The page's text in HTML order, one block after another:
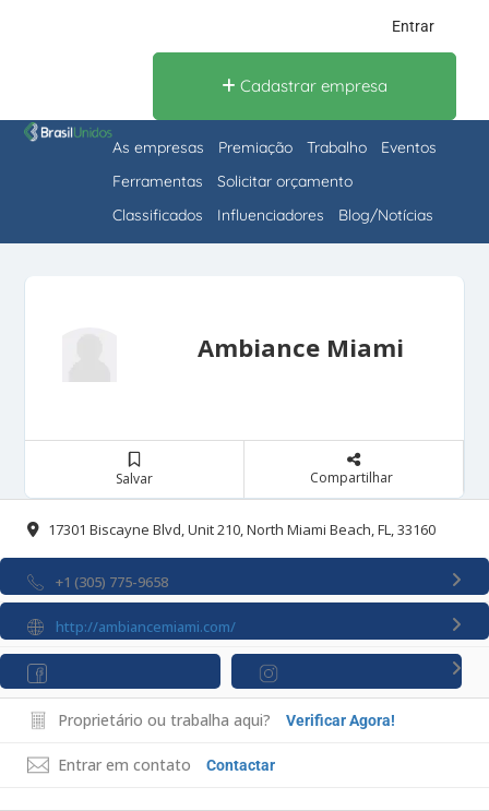
Entrar
Cadastrar empresa
As empresas Premiação Trabalho
Eventos
Ferramentas
Solicitar orçamento
Classificados
Influenciadores Blog/Notícias
Ambiance Miami
Salvar Compartilhar
17301 Biscayne Blvd, Unit 210, North Miami Beach, FL, 33160
+1 (305) 775-9658
http://ambiancemiami.com/
Proprietário ou trabalha aqui? Verificar Agora!
Entrar em contato Contactar